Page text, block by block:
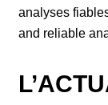
analyses
and reliable